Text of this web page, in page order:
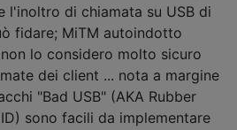
l'inoltro di chiamata su USB di
fidare; MiTM autoindotto
lo considero molto sicuro
dei client ... nota a margine
"Bad USB" (AKA Rubber
sono facili da implementare